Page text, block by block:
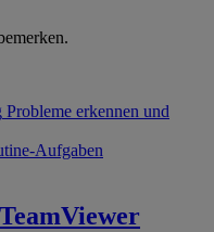
Probleme erkennen und
Aufgaben
TeamViewer